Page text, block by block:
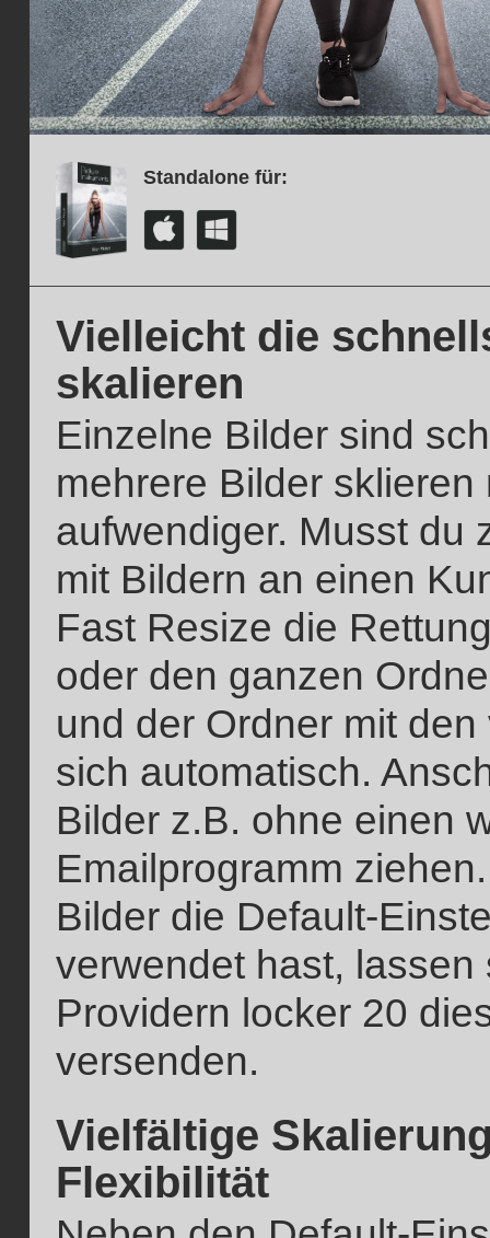
Standalone für:
Vielleicht die
skalieren
Einzelne Bilder sind
mehrere Bilder
aufwendiger. Musst du
mit Bildern an einen
Fast Resize die
oder den ganzen
und der Ordner mit
sich automatisch.
Bilder z.B. ohne einen
Emailprogramm
Bilder die Default-
verwendet hast,
Providern locker 20
versenden.
Vielfältige
Flexibilität